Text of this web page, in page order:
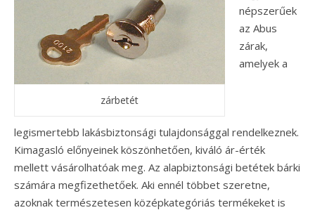
zárbetét
népszerűek
az Abus
zárak,
amelyek a
legismertebb lakásbiztonsági tulajdonsággal rendelkeznek.
Kimagasló előnyeinek köszönhetően, kiváló ár-érték
mellett vásárolhatóak meg. Az alapbiztonsági betétek bárki
számára megfizethetőek. Aki ennél többet szeretne,
azoknak természetesen középkategóriás termékeket is